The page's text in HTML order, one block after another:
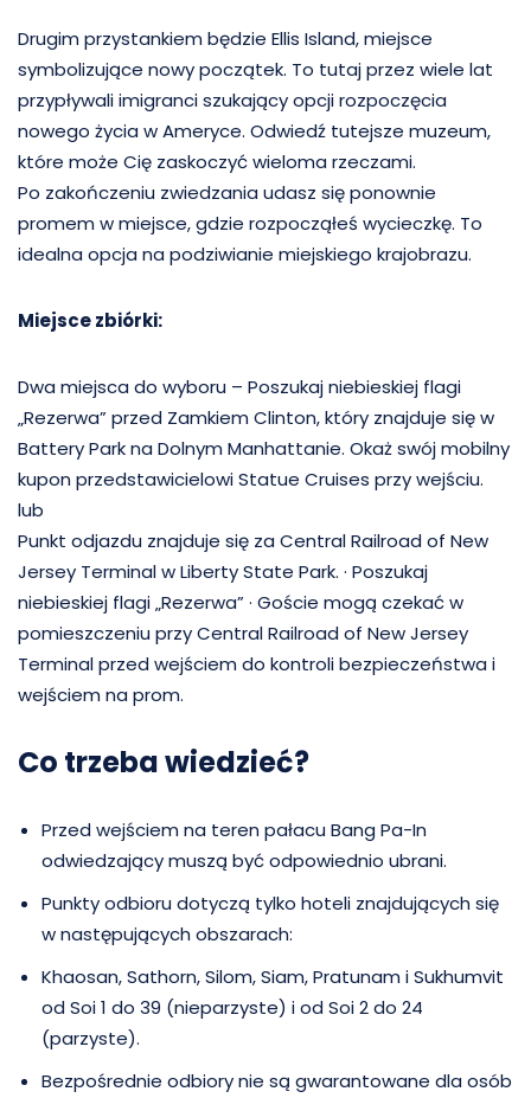
Drugim przystankiem będzie Ellis Island, miejsce
symbolizujące nowy początek. To tutaj przez wiele lat
przypływali imigranci szukający opcji rozpoczęcia
nowego życia w Ameryce. Odwiedź tutejsze muzeum,
które może Cię zaskoczyć wieloma rzeczami.
Po zakończeniu zwiedzania udasz się ponownie
promem w miejsce, gdzie rozpocząłeś wycieczkę. To
idealna opcja na podziwianie miejskiego krajobrazu.
Miejsce zbiórki:
Dwa miejsca do wyboru – Poszukaj niebieskiej flagi
„Rezerwa” przed Zamkiem Clinton, który znajduje się w
Battery Park na Dolnym Manhattanie. Okaż swój mobilny
kupon przedstawicielowi Statue Cruises przy wejściu.
lub
Punkt odjazdu znajduje się za Central Railroad of New
Jersey Terminal w Liberty State Park. · Poszukaj
niebieskiej flagi „Rezerwa” · Goście mogą czekać w
pomieszczeniu przy Central Railroad of New Jersey
Terminal przed wejściem do kontroli bezpieczeństwa i
wejściem na prom.
Co trzeba wiedzieć?
Przed wejściem na teren pałacu Bang Pa-In
odwiedzający muszą być odpowiednio ubrani.
Punkty odbioru dotyczą tylko hoteli znajdujących się
w następujących obszarach:
Khaosan, Sathorn, Silom, Siam, Pratunam i Sukhumvit
od Soi 1 do 39 (nieparzyste) i od Soi 2 do 24
(parzyste).
Bezpośrednie odbiory nie są gwarantowane dla osób